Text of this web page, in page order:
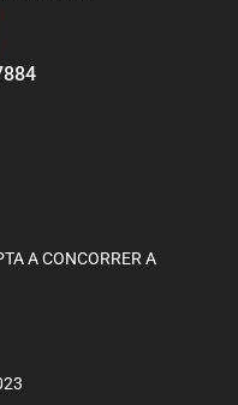
A CONCORRER A